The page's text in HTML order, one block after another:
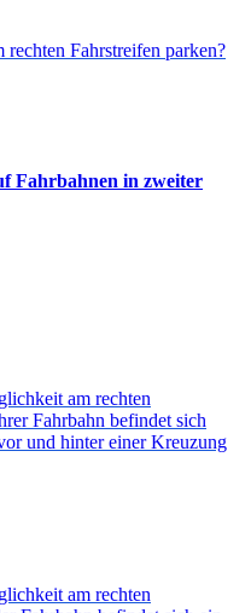
Fahrstreifen parken?
Fahrbahnen in zweiter
am rechten
Fahrbahn befindet sich
und hinter einer Kreuzung
am rechten